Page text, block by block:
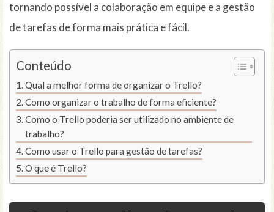
tornando possível a colaboração em equipe e a gestão
de tarefas de forma mais prática e fácil.
Conteúdo
Qual a melhor forma de organizar o Trello?
Como organizar o trabalho de forma eficiente?
Como o Trello poderia ser utilizado no ambiente de
trabalho?
Como usar o Trello para gestão de tarefas?
O que é Trello?